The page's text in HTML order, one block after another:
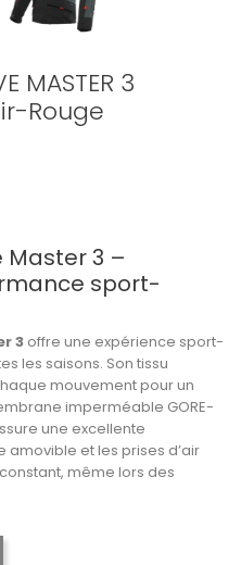
MASTER 3
Rouge
Master 3 –
sport-
3 offre une expérience sport-
les saisons. Son tissu
mouvement pour un
imperméable GORE-
une excellente
amovible et les prises d’air
même lors des